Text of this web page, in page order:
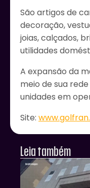
São artigos de
decoração,
joias, calçados,
utilidades
A expansão da
meio de sua
unidades em
Site:
Leia também